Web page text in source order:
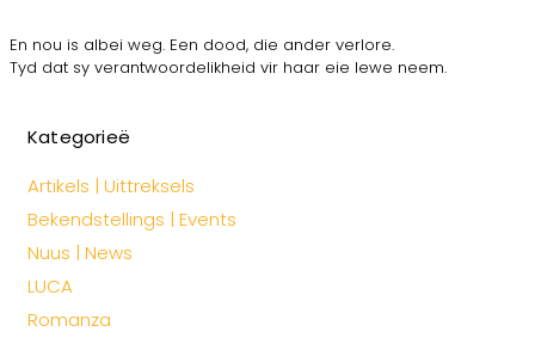
En nou is albei weg. Een dood, die ander verlore.
Tyd dat sy verantwoordelikheid vir haar eie lewe neem.
Kategorieë
Artikels | Uittreksels
Bekendstellings | Events
Nuus | News
LUCA
Romanza